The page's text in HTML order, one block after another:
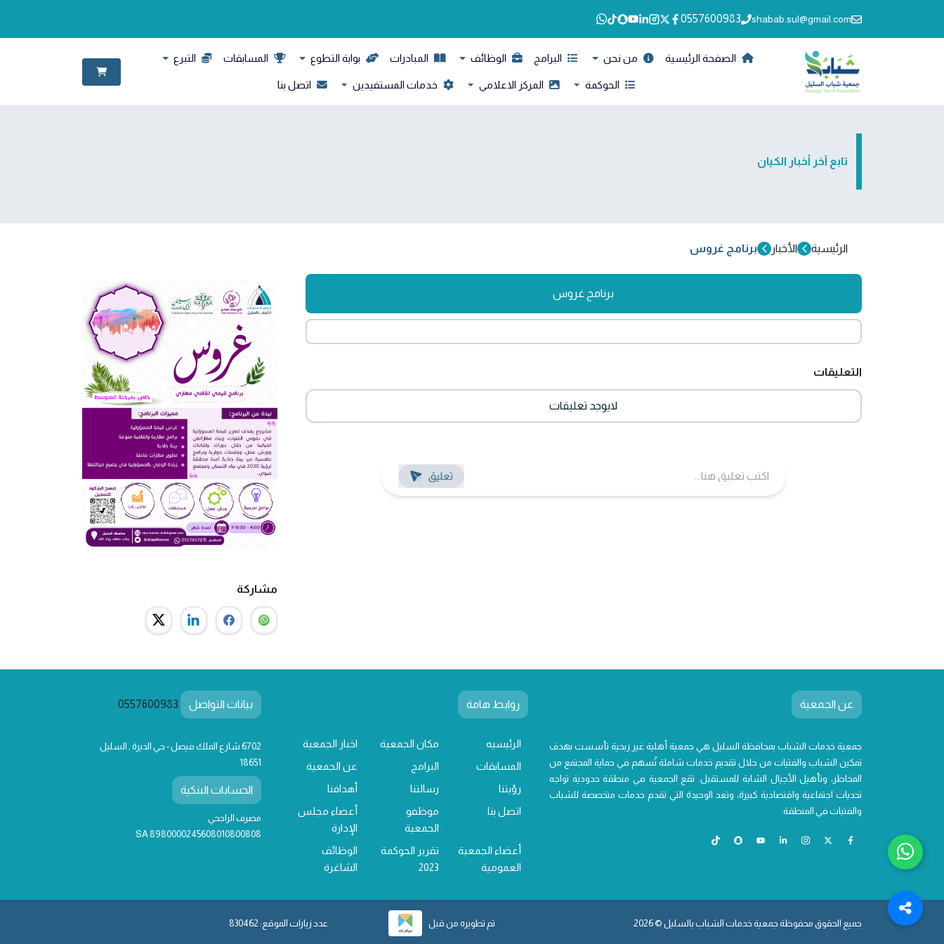
shabab.sul@gmail.com
0557600983
الصفحة الرئيسية من نحن البرامج الوظائف المبادرات بوابة التطوع المسابقات التبرع
الحوكمة المركز الاعلامي خدمات المستفيدين اتصل بنا
تابع آخر أخبار الكيان
الرئيسية الأخبار برنامج غروس
برنامج غروس
التعليقات
لايوجد تعليقات
مشاركة
عن الجمعية
جمعية خدمات الشباب بمحافظة السليل هي جمعية أهلية غير ربحية تأسست بهدف
تمكين الشباب والفتيات من خلال تقديم خدمات شاملة تُسهم في حماية المجتمع من
المخاطر، وتأهيل الأجيال الشابة للمستقبل. تقع الجمعية في منطقة حدودية تواجه
تحديات اجتماعية واقتصادية كبيرة، وتعد الوحيدة التي تقدم خدمات متخصصة للشباب
والفتيات في المنطقة.
روابط هامة
الرئيسيه مكان الجمعية
اخبار الجمعية
المسابقات
البرامج
عن الجمعية
رؤيتنا
رسالتنا
أهدافنا
اتصل بنا
موظفو
الجمعية
أعضاء مجلس
الإدارة
أعضاء الجمعية
العمومية
تقرير الحوكمة
2023
الوظائف
الشاغرة
بيانات التواصل 0557600983
6702 شارع الملك فيصل - حي الديرة , السليل
18651
الحسابات البنكية
مصرف الراجحي
SA 8980000245608010800808
جميع الحقوق محفوظة جمعية خدمات الشباب بالسليل © 2026 تم تطويره من قبل عدد زيارات الموقع: 830462